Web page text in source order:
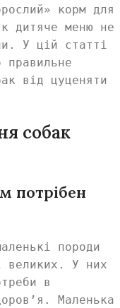
корм для
дитяче меню не
У цій статті
від цуценяти
собак
потрібен
породи
великих. У них
в
Маленька